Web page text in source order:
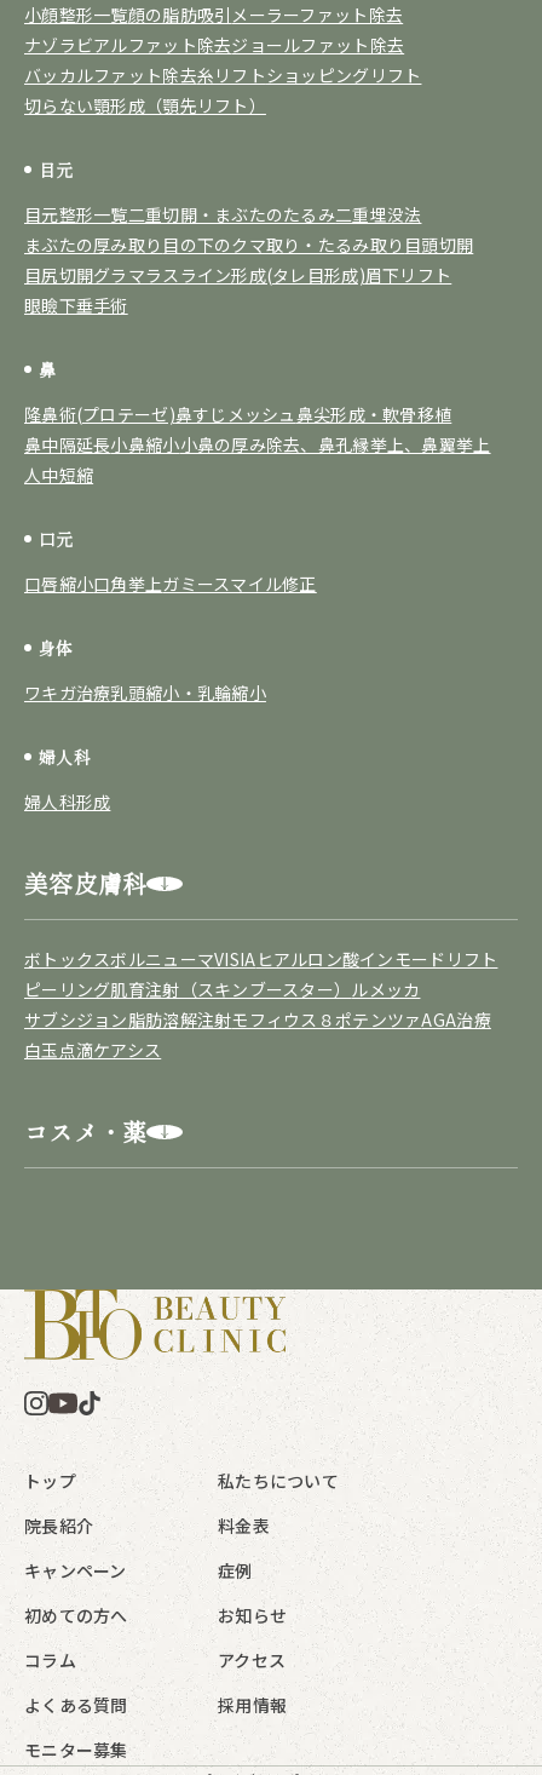
小顔整形一覧顔の脂肪吸引 メーラーファット除去
ナゾラビアルファット除去ジョールファット除去
バッカルファット除去糸リフトショッピングリフト
切らない顎形成（顎先リフト）
目元
目元整形一覧二重切開・まぶたのたるみ二重埋没法
まぶたの厚み取り 目の下のクマ取り・たるみ取り 目頭切開
目尻切開グラマラスライン形成(タレ目形成)眉下リフト
眼瞼下垂手術
鼻
隆鼻術(プロテーゼ)鼻すじメッシュ鼻尖形成・軟骨移植
鼻中隔延長小鼻縮小小鼻の厚み除去、鼻孔縁挙上、鼻翼挙上
人中短縮
口元
口唇縮小口角挙上ガミースマイル修正
身体
ワキガ治療乳頭縮小・乳輪縮小
婦人科
婦人科形成
美容皮膚科
ボトックスボルニューマVISIA ヒアルロン酸インモードリフト
ピーリング肌育注射（スキンブースター） ルメッカ
サブシジョン脂肪溶解注射モフィウス８ポテンツァAGA治療
白玉点滴ケアシス
コスメ・薬
トップ
私たちについて
院長紹介
料金表
キャンペーン
症例
初めての方へ
お知らせ
コラム
アクセス
よくある質問
採用情報
モニター募集